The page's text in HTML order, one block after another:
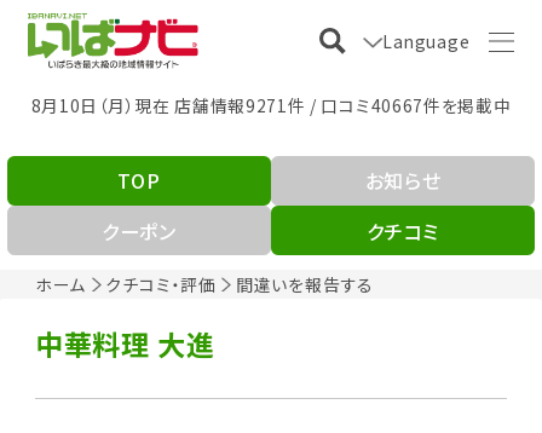
Language
8月10日（月）現在 店舗情報9271件 / 口コミ40667件を掲載中
ホーム クチコミ・評価 間違いを報告する
TOP
お知らせ
クーポン
クチコミ
中華料理 大進